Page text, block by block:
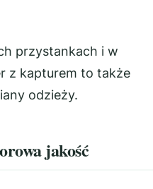
przystankach i w
z kapturem to także
odzieży.
jakość